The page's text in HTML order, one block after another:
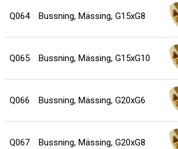
Q064 Bussning, Mässing, G15xG8
Q065 Bussning, Mässing, G15xG10
Q066 Bussning, Mässing, G20xG6
Q067 Bussning, Mässing, G20xG8